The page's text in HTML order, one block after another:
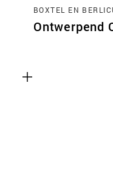
BOXTEL EN
Ontwerpend